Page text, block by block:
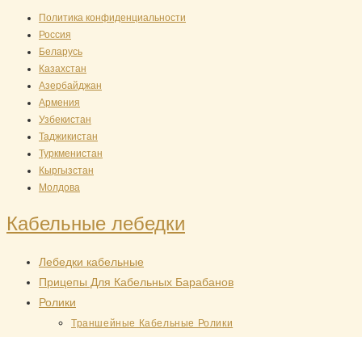
Перейти
содержимому
Политика конфиденциальности
Россия
Беларусь
Казахстан
Азербайджан
Армения
Узбекистан
Таджикистан
Туркменистан
Кыргызстан
Молдова
Кабельные лебедки
Лебедки кабельные
Прицепы Для Кабельных Барабанов
Ролики
Траншейные Кабельные Ролики